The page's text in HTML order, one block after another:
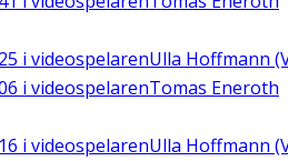
i videospelarenUlla Hoffmann
i videospelarenTomas Eneroth
i videospelarenUlla Hoffmann